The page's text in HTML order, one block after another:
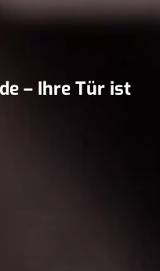
– Ihre Tür ist